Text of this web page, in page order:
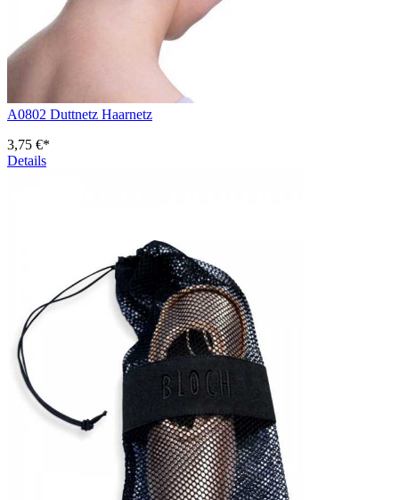
A0802 Duttnetz Haarnetz
3,75 €*
Details